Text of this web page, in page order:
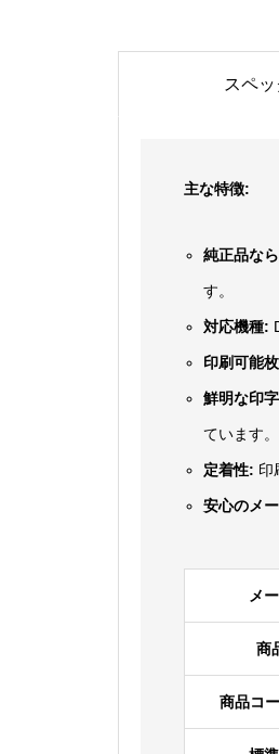
スペ
主な特徴:
純正品な
す。
対応機種:
印刷可能
鮮明な印
ています。
定着性: 印
安心のメ
メ
商
商品コ